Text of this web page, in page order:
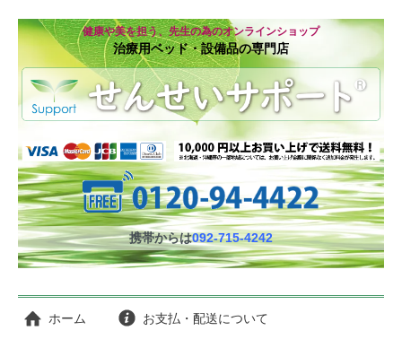
健康や美を担う、先生の為のオンラインショップ
治療用ベッド・設備品の専門店
携帯からは092-715-4242
ホーム お支払・配送について